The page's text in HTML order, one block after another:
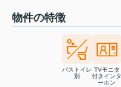
物件の特徴
バストイレ
別
TVモニタ
付きインタ
ーホン